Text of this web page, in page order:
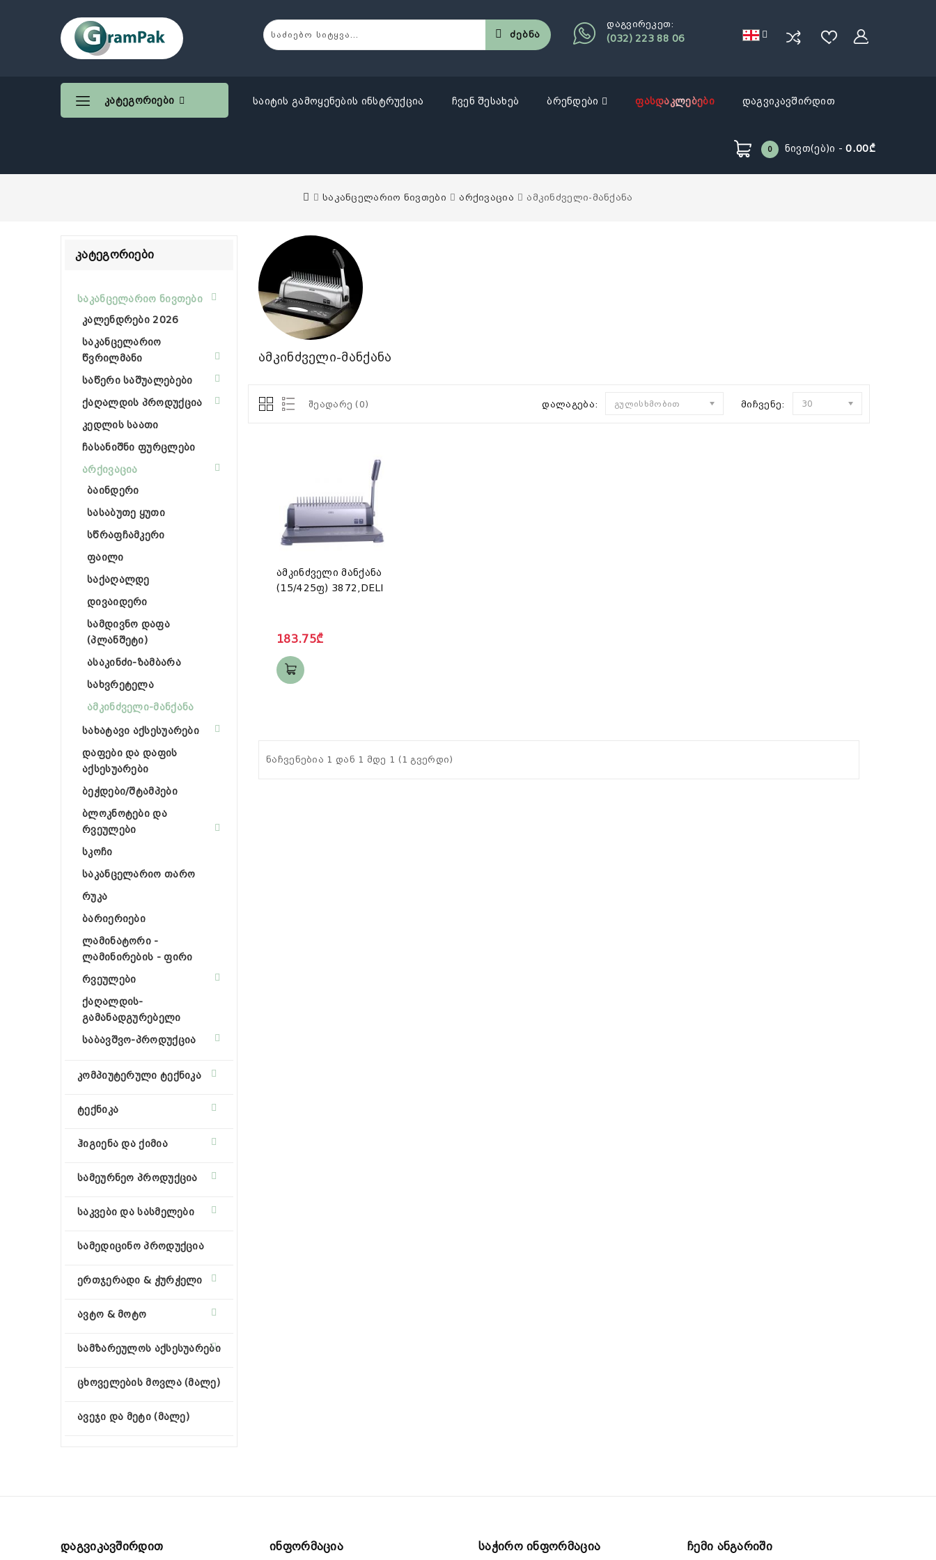
დაგვირეკეთ:
(032) 223 88 06
Ძებნა
Კატეგორიები საიტის გამოყენების ინსტრუქცია ჩვენ შესახებ ბრენდები ფასდაკლებები დაგვიკავშირდით
0 Ნივთ(ებ)ი -0.00₾
საკანცელარიო ნივთები არქივაცია ამკინძველი-მანქანა
Კატეგორიები
საკანცელარიო ნივთები
კალენდრები 2026
საკანცელარიო
წვრილმანი
საწერი საშუალებები
ქაღალდის პროდუქცია
კედლის საათი
ჩასანიშნი ფურცლები
არქივაცია
ბაინდერი
სასაბუთე ყუთი
სწრაფჩამკერი
ფაილი
საქაღალდე
დივაიდერი
სამდივნო დაფა
(პლანშეტი)
ასაკინძი-ზამბარა
სახვრეტელა
ამკინძველი-მანქანა
სახატავი აქსესუარები
დაფები და დაფის
აქსესუარები
ბეჭდები/შტამპები
ბლოკნოტები და
რვეულები
სკოჩი
საკანცელარიო თარო
რუკა
ბარიერიები
ლამინატორი -
ლამინირების - ფირი
რვეულები
ქაღალდის-
გამანადგურებელი
საბავშვო-პროდუქცია
კომპიუტერული ტექნიკა
ტექნიკა
ჰიგიენა და ქიმია
სამეურნეო პროდუქცია
საკვები და სასმელები
სამედიცინო პროდუქცია
ერთჯერადი & ჭურჭელი
ავტო & მოტო
სამზარეულოს აქსესუარები
ცხოველების მოვლა (მალე)
ავეჯი და მეტი (მალე)
ამკინძველი-მანქანა
შეადარე (0) დალაგება: გულისხმობით მიჩვენე: 30
ამკინძველი მანქანა
(15/425ფ) 3872,DELI
183.75₾
ნაჩვენებია 1 დან 1 მდე 1 (1 გვერდი)
Დაგვიკავშირდით Ინფორმაცია Საჭირო Ინფორმაცია Ჩემი Ანგარიში